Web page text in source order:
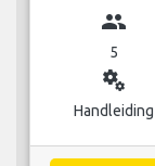
group
5
miscellaneous_services
Handleiding